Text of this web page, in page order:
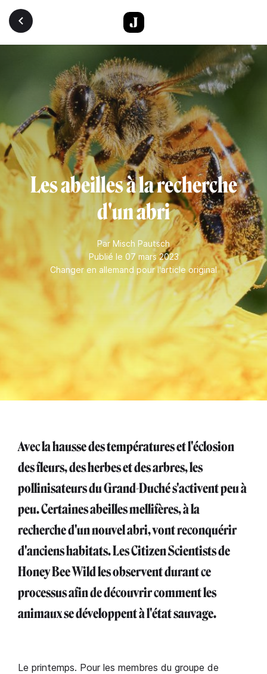
Aller au contenu principal
Les abeilles à la recherche
d'un abri
Par Misch Pautsch
Publié le 07 mars 2023
Changer en allemand pour l'article original
Avec la hausse des températures et l'éclosion
des fleurs, des herbes et des arbres, les
pollinisateurs du Grand-Duché s'activent peu à
peu. Certaines abeilles mellifères, à la
recherche d'un nouvel abri, vont reconquérir
d'anciens habitats. Les Citizen Scientists de
Honey Bee Wild les observent durant ce
processus afin de découvrir comment les
animaux se développent à l'état sauvage.
Le printemps. Pour les membres du groupe de